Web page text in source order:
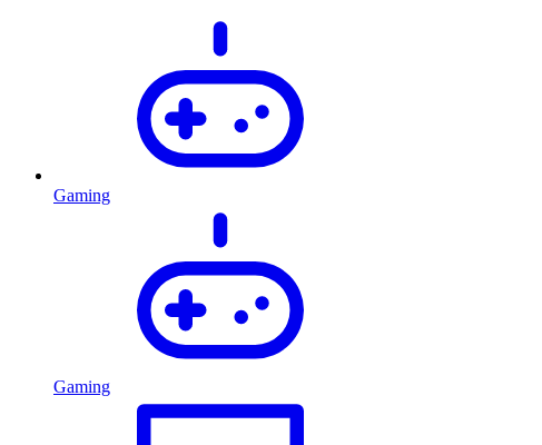
Gaming
Gaming